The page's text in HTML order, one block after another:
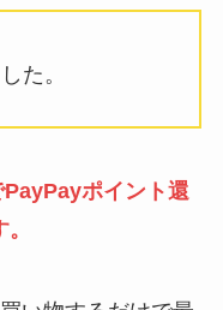
た。
ポイント還